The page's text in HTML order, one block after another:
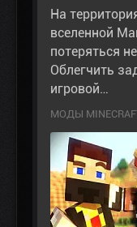
На
вселенной
потеряться
Облегчить
игровой…
МОДЫ